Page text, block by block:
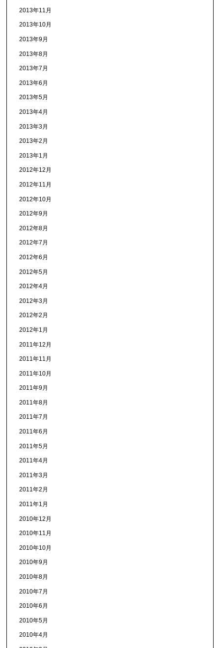
2013年11月
2013年10月
2013年9月
2013年8月
2013年7月
2013年6月
2013年5月
2013年4月
2013年3月
2013年2月
2013年1月
2012年12月
2012年11月
2012年10月
2012年9月
2012年8月
2012年7月
2012年6月
2012年5月
2012年4月
2012年3月
2012年2月
2012年1月
2011年12月
2011年11月
2011年10月
2011年9月
2011年8月
2011年7月
2011年6月
2011年5月
2011年4月
2011年3月
2011年2月
2011年1月
2010年12月
2010年11月
2010年10月
2010年9月
2010年8月
2010年7月
2010年6月
2010年5月
2010年4月